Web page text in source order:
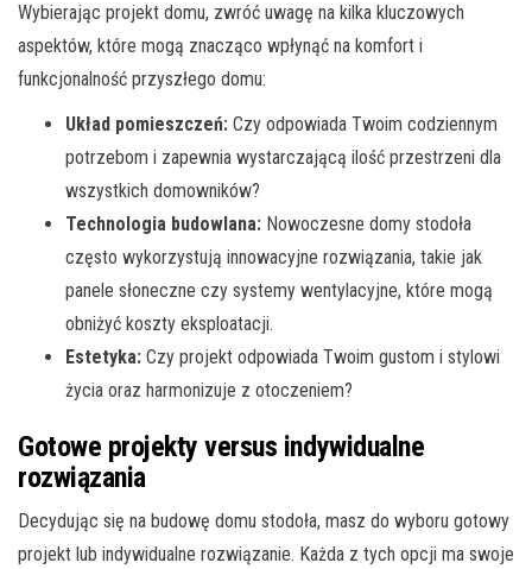
Wybierając projekt domu, zwróć uwagę na kilka kluczowych
aspektów, które mogą znacząco wpłynąć na komfort i
funkcjonalność przyszłego domu:
Układ pomieszczeń: Czy odpowiada Twoim codziennym
potrzebom i zapewnia wystarczającą ilość przestrzeni dla
wszystkich domowników?
Technologia budowlana: Nowoczesne domy stodoła
często wykorzystują innowacyjne rozwiązania, takie jak
panele słoneczne czy systemy wentylacyjne, które mogą
obniżyć koszty eksploatacji.
Estetyka: Czy projekt odpowiada Twoim gustom i stylowi
życia oraz harmonizuje z otoczeniem?
Gotowe projekty versus indywidualne
rozwiązania
Decydując się na budowę domu stodoła, masz do wyboru gotowy
projekt lub indywidualne rozwiązanie. Każda z tych opcji ma swoje